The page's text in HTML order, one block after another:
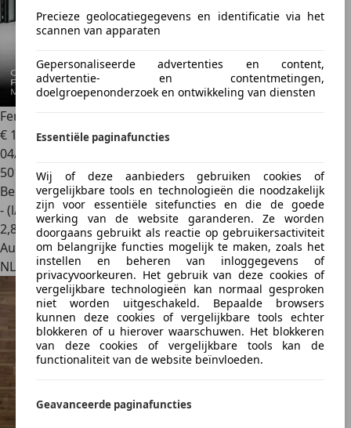
Precieze geolocatiegegevens en identificatie via het
scannen van apparaten
Gepersonaliseerde advertenties en content,
advertentie- en contentmetingen,
doelgroepenonderzoek en ontwikkeling van diensten
Essentiële paginafuncties
Wij of deze aanbieders gebruiken cookies of
vergelijkbare tools en technologieën die noodzakelijk
zijn voor essentiële sitefuncties en die de goede
werking van de website garanderen. Ze worden
doorgaans gebruikt als reactie op gebruikersactiviteit
om belangrijke functies mogelijk te maken, zoals het
instellen en beheren van inloggegevens of
privacyvoorkeuren. Het gebruik van deze cookies of
vergelijkbare technologieën kan normaal gesproken
niet worden uitgeschakeld. Bepaalde browsers
kunnen deze cookies of vergelijkbare tools echter
blokkeren of u hierover waarschuwen. Het blokkeren
van deze cookies of vergelijkbare tools kan de
functionaliteit van de website beïnvloeden.
Geavanceerde paginafuncties
Ferrari 812
€ 1.654.0001
04/2022
501 km
Benzine
- (l/100 km)
2,8
Autobedrijf
NL 7554 NG